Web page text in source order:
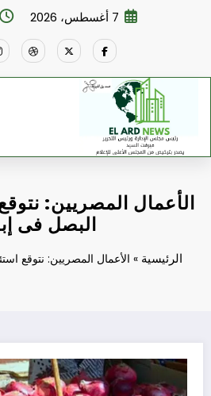
7 أغسطس، 2026
الأعمال المصريين:
البصل فى
الرئيسية » الأعمال المصريين: نتوقع